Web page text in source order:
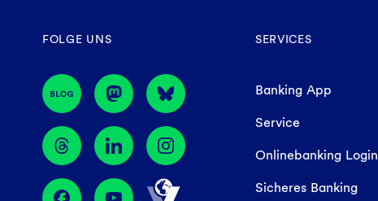
FOLGE UNS SERVICES
Banking App
Service
Onlinebanking Login
Sicheres Banking